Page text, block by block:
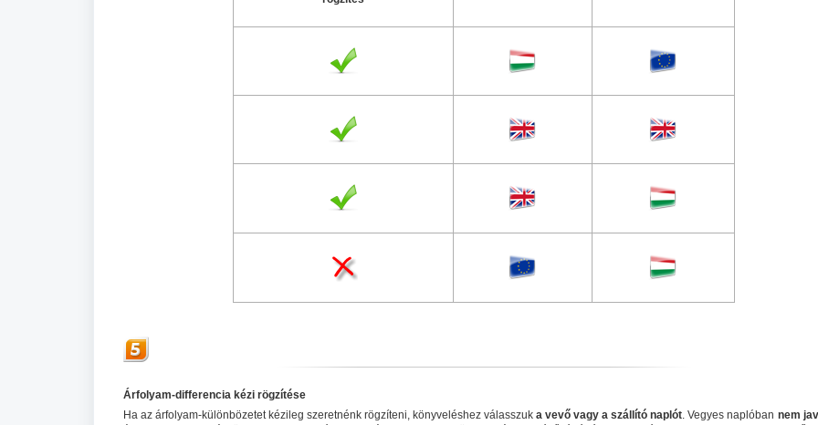
Árfolyam-differencia kézi rögzítése
Ha az árfolyam-különbözetet kézileg szeretnénk rögzíteni, könyveléshez válasszuka vevő vagy a szállító naplót. Vegyes naplóban nem